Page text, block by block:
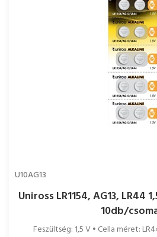
U10AG13
Uniross LR1154, AG13, LR44
10db/
Feszültség: 1,5 V • Cella méret: